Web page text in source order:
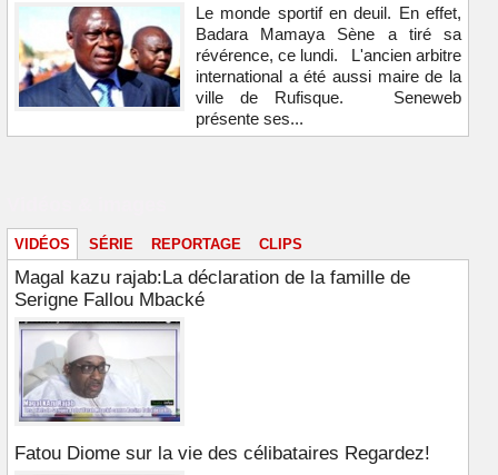
Le monde sportif en deuil. En effet,
Badara Mamaya Sène a tiré sa
révérence, ce lundi. L'ancien arbitre
international a été aussi maire de la
ville de Rufisque. Seneweb
présente ses...
VIDÉOS SÉRIE REPORTAGE CLIPS
Magal kazu rajab:La déclaration de la famille de
Serigne Fallou Mbacké
Fatou Diome sur la vie des célibataires Regardez!